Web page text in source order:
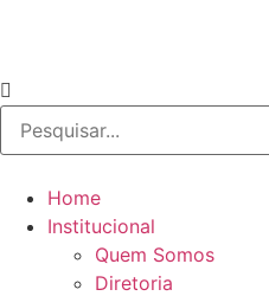
Home
Institucional
Quem Somos
Diretoria